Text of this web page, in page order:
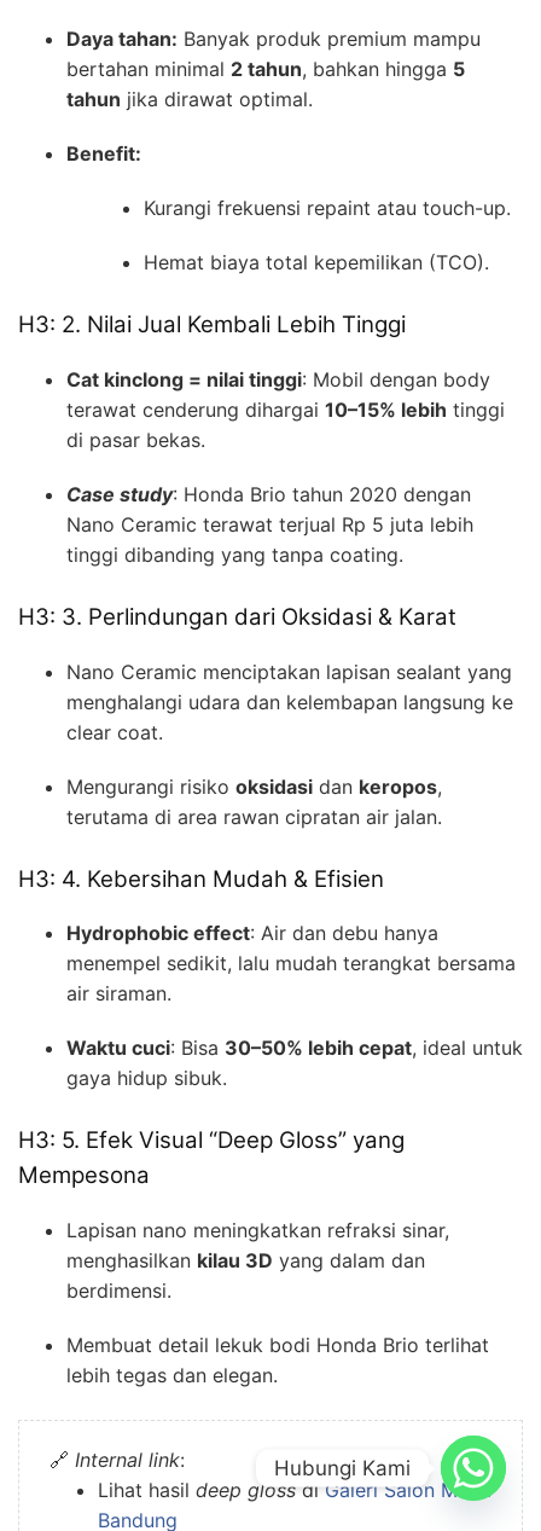
Daya tahan: Banyak produk premium mampu
bertahan minimal 2 tahun, bahkan hingga 5
tahun jika dirawat optimal.
Benefit:
Kurangi frekuensi repaint atau touch-up.
Hemat biaya total kepemilikan (TCO).
H3: 2. Nilai Jual Kembali Lebih Tinggi
Cat kinclong = nilai tinggi: Mobil dengan body
terawat cenderung dihargai 10–15% lebih tinggi
di pasar bekas.
Case study: Honda Brio tahun 2020 dengan
Nano Ceramic terawat terjual Rp 5 juta lebih
tinggi dibanding yang tanpa coating.
H3: 3. Perlindungan dari Oksidasi & Karat
Nano Ceramic menciptakan lapisan sealant yang
menghalangi udara dan kelembapan langsung ke
clear coat.
Mengurangi risiko oksidasi dan keropos,
terutama di area rawan cipratan air jalan.
H3: 4. Kebersihan Mudah & Efisien
Hydrophobic effect: Air dan debu hanya
menempel sedikit, lalu mudah terangkat bersama
air siraman.
Waktu cuci: Bisa 30–50% lebih cepat, ideal untuk
gaya hidup sibuk.
H3: 5. Efek Visual “Deep Gloss” yang
Mempesona
Lapisan nano meningkatkan refraksi sinar,
menghasilkan kilau 3D yang dalam dan
berdimensi.
Membuat detail lekuk bodi Honda Brio terlihat
lebih tegas dan elegan.
🔗 Internal link:
Lihat hasil deep gloss di Galeri Salon Mobil
Bandung
Hubungi Kami